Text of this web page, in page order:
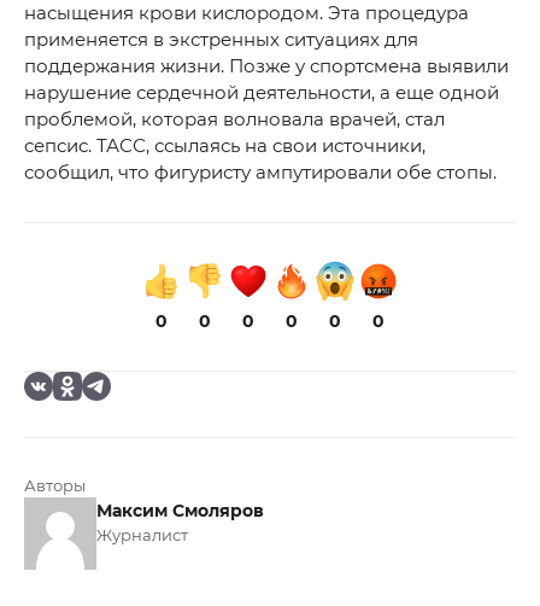
насыщения крови кислородом. Эта процедура
применяется в экстренных ситуациях для
поддержания жизни. Позже у спортсмена выявили
нарушение сердечной деятельности, а еще одной
проблемой, которая волновала врачей, стал
сепсис. ТАСС, ссылаясь на свои источники,
сообщил, что фигуристу ампутировали обе стопы.
0 0 0 0 0 0
Авторы
Максим Смоляров
Журналист